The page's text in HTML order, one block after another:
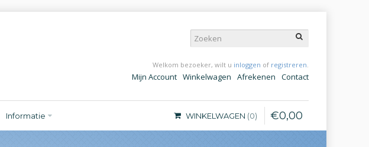
Welkom bezoeker, wilt u inloggen of registreren.
Mijn Account Winkelwagen Afrekenen Contact
Informatie WINKELWAGEN 0 €0,00